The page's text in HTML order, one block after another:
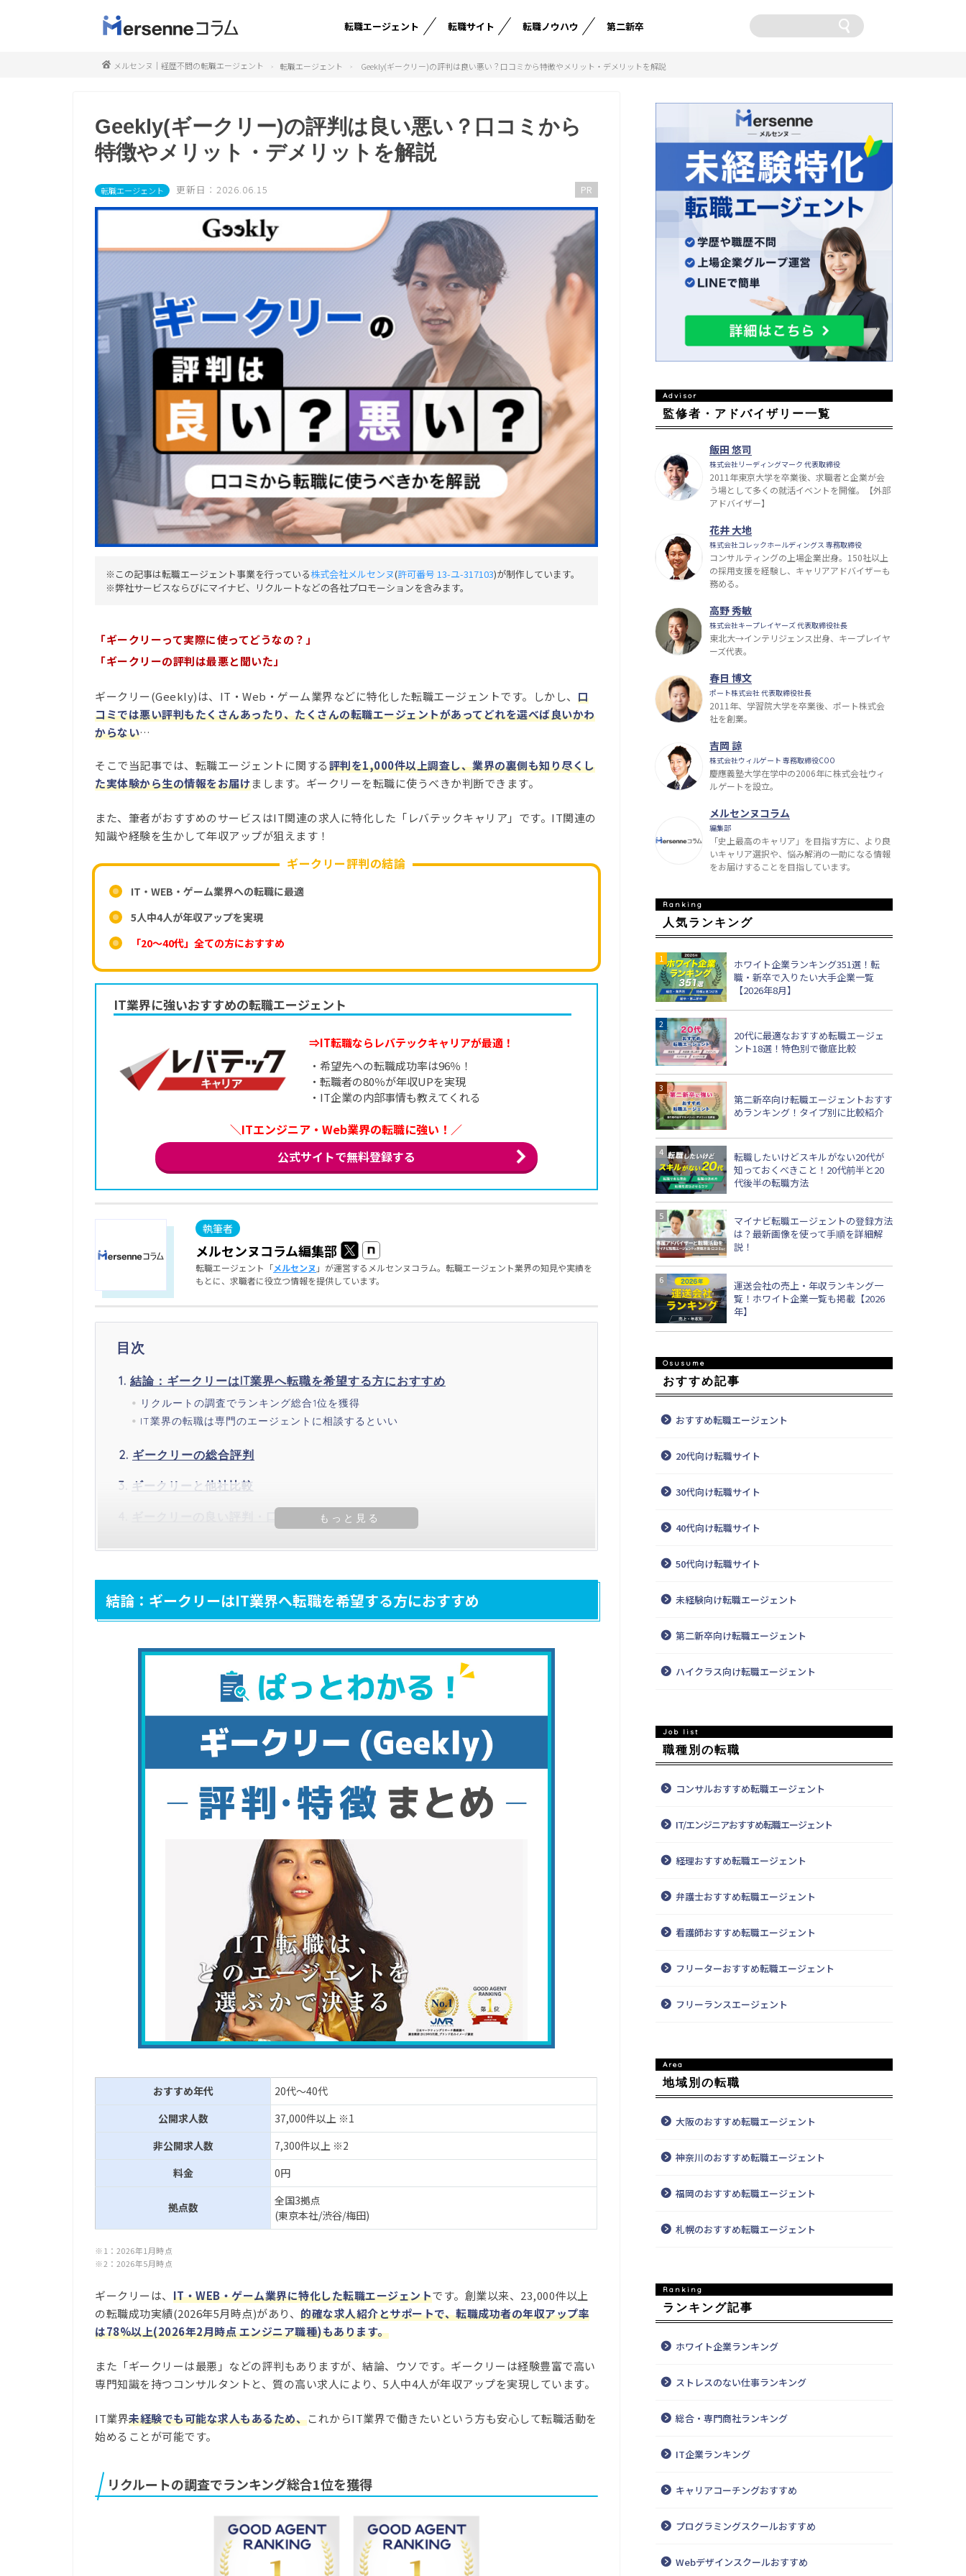
転職エージェント 転職サイト 転職ノウハウ 第二新卒
メルセンヌ｜経歴不問の転職エージェント 転職エージェント Geekly(ギークリー)の評判は良い悪い？口コミから特徴やメリット・デメリットを解説
Geekly(ギークリー)の評判は良い悪い？口コミから
特徴やメリット・デメリットを解説
転職エージェント 更新日：2026.06.15 PR
※この記事は転職エージェント事業を行っている株式会社メルセンヌ(許可番号 13-ユ-317103)が制作しています。
※弊社サービスならびにマイナビ、リクルートなどの各社プロモーションを含みます。
「ギークリーって実際に使ってどうなの？」
「ギークリーの評判は最悪と聞いた」
ギークリー(Geekly)は、IT・Web・ゲーム業界などに特化した転職エージェントです。しかし、 口
コミでは悪い評判もたくさんあったり、たくさんの転職エージェントがあってどれを選べば良いかわ
からない…
そこで当記事では、転職エージェントに関する評判を1,000件以上調査し、業界の裏側も知り尽くし
た実体験から生の情報をお届けまします。ギークリーを転職に使うべきか判断できます。
また、筆者がおすすめのサービスはIT関連の求人に特化した「レバテックキャリア」です。IT関連の
知識や経験を生かして年収アップが狙えます！
ギークリー評判の結論
IT・WEB・ゲーム業界への転職に最適
5人中4人が年収アップを実現
「20～40代」全ての方におすすめ
IT業界に強いおすすめの転職エージェント
⇒IT転職ならレバテックキャリアが最適！
・希望先への転職成功率は96％！
・転職者の80％が年収UPを実現
・IT企業の内部事情も教えてくれる
＼ITエンジニア・Web業界の転職に強い！／
公式サイトで無料登録する
メルセンヌコラム編集部
転職エージェント「メルセンヌ 」が運営するメルセンヌコラム。転職エージェント業界の知見や実績を
もとに、求職者に役立つ情報を提供しています。
目次
結論：ギークリーはIT業界へ転職を希望する方におすすめ
リクルートの調査でランキング総合1位を獲得
IT業界の転職は専門のエージェントに相談するといい
ギークリーの総合評判
ギークリーと他社比較​
結論：ギークリーはIT業界へ転職を希望する方におすすめ
おすすめ年代
20代～40代
公開求人数
37,000件以上 ※1
非公開求人数
7,300件以上 ※2
料金
0円
拠点数
全国3拠点
(東京本社/渋谷/梅田)
※1：2026年1月時点
※2：2026年5月時点
ギークリーは、 IT・WEB・ゲーム業界に特化した転職エージェントです。創業以来、23,000件以上
の転職成功実績(2026年5月時点)があり、 的確な求人紹介とサポートで、転職成功者の年収アップ率
は78%以上(2026年2月時点 エンジニア職種)もあります。
また「ギークリーは最悪」などの評判もありますが、結論、ウソです。ギークリーは経験豊富で高い
専門知識を持つコンサルタントと、 質の高い求人により、5人中4人が年収アップを実現しています。
IT業界未経験でも可能な求人もあるため、これからIT業界で働きたいという方も安心して転職活動を
始めることが可能です。
リクルートの調査でランキング総合1位を獲得
監修者・アドバイザリー一覧
飯田 悠司
株式会社リーディングマーク 代表取締役
2011年東京大学を卒業後、求職者と企業が会
う場として多くの就活イベントを開催。【外部
アドバイザー】
花井 大地
株式会社コレックホールディングス 専務取締役
コンサルティングの上場企業出身。150社以上
の採用支援を経験し、キャリアアドバイザーも
務める。
高野 秀敏
株式会社キープレイヤーズ 代表取締役社長
東北大→インテリジェンス出身、キープレイヤ
ーズ代表。
春日 博文
ポート株式会社 代表取締役社長
2011年、学習院大学を卒業後、ポート株式会
社を創業。
吉岡 諒
株式会社ウィルゲート 専務取締役COO
慶應義塾大学在学中の2006年に株式会社ウィ
ルゲートを設立。
メルセンヌコラム
編集部
「史上最高のキャリア」を目指す方に、より良
いキャリア選択や、悩み解消の一助になる情報
をお届けすることを目指しています。
人気ランキング
ホワイト企業ランキング351選！転
職・新卒で入りたい大手企業一覧
【2026年8月】
20代に最適なおすすめ転職エージェ
ント18選！特色別で徹底比較
第二新卒向け転職エージェントおすす
めランキング！タイプ別に比較紹介
転職したいけどスキルがない20代が
知っておくべきこと！20代前半と20
代後半の転職方法
マイナビ転職エージェントの登録方法
は？最新画像を使って手順を詳細解
説！
運送会社の売上・年収ランキング一
覧！ホワイト企業一覧も掲載【2026
年】
おすすめ記事
おすすめ転職エージェント
20代向け転職サイト
30代向け転職サイト
40代向け転職サイト
50代向け転職サイト
未経験向け転職エージェント
第二新卒向け転職エージェント
ハイクラス向け転職エージェント
職種別の転職
コンサルおすすめ転職エージェント
IT/エンジニアおすすめ転職エージェント
経理おすすめ転職エージェント
弁護士おすすめ転職エージェント
看護師おすすめ転職エージェント
フリーターおすすめ転職エージェント
フリーランスエージェント
地域別の転職
大阪のおすすめ転職エージェント
神奈川のおすすめ転職エージェント
福岡のおすすめ転職エージェント
札幌のおすすめ転職エージェント
ランキング記事
ホワイト企業ランキング
ストレスのない仕事ランキング
総合・専門商社ランキング
IT企業ランキング
キャリアコーチングおすすめ
プログラミングスクールおすすめ
Webデザインスクールおすすめ